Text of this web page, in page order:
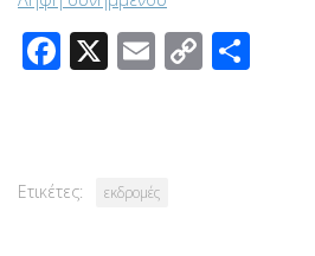
Facebook
X Email
Copy
Ετικέτες: εκδρομές